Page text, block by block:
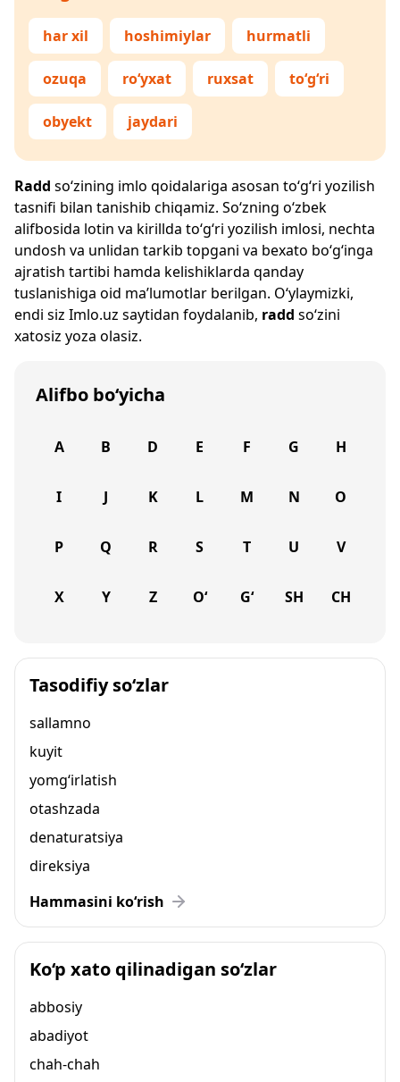
har xil hoshimiylar hurmatli
ozuqa ro‘yxat ruxsat to‘g‘ri
obyekt jaydari
Radd so‘zining imlo qoidalariga asosan to‘g‘ri yozilish
tasnifi bilan tanishib chiqamiz. So‘zning o‘zbek
alifbosida lotin va kirillda to‘g‘ri yozilish imlosi, nechta
undosh va unlidan tarkib topgani va bexato bo‘g‘inga
ajratish tartibi hamda kelishiklarda qanday
tuslanishiga oid ma’lumotlar berilgan. O‘ylaymizki,
endi siz Imlo.uz saytidan foydalanib, radd so‘zini
xatosiz yoza olasiz.
Alifbo bo‘yicha
A B D E F G H
I J K L M N O
P Q R S T U V
X Y Z O‘ G‘ SH CH
Tasodifiy so‘zlar
sallamno
kuyit
yomg‘irlatish
otashzada
denaturatsiya
direksiya
Hammasini ko‘rish
Ko‘p xato qilinadigan so‘zlar
abbosiy
abadiyot
chah-chah